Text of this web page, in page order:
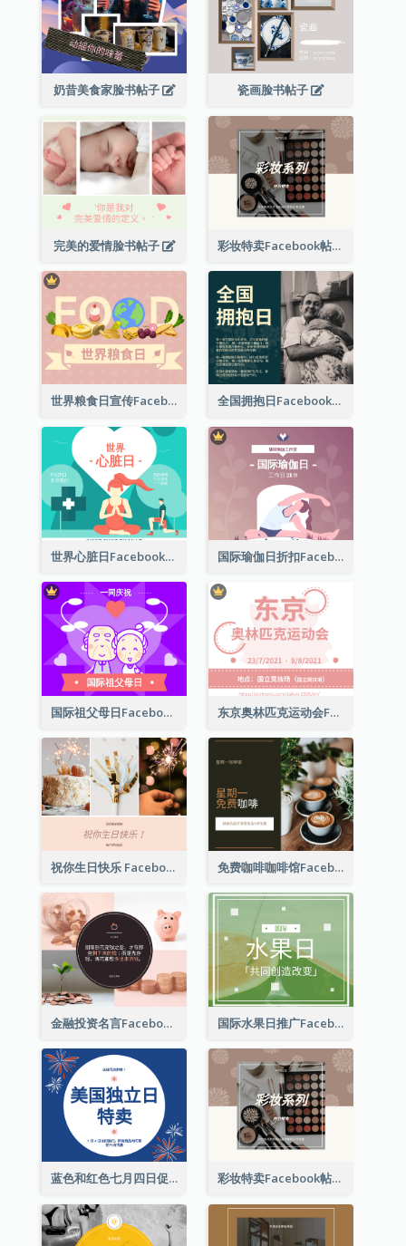
奶昔美食家脸书帖子 瓷画脸书帖子
完美的爱情脸书帖子 彩妆特卖Facebook帖子
世界粮食日宣传Facebook帖子 全国拥抱日Facebook帖子
世界心脏日Facebook帖子 国际瑜伽日折扣Facebook帖子
国际祖父母日Facebook帖子 东京奥林匹克运动会Facebook帖子
祝你生日快乐 Facebook 帖子 免费咖啡咖啡馆Facebook帖子
金融投资名言Facebook帖子 国际水果日推广Facebook帖子
蓝色和红色七月四日促销 Facebook 帖子 彩妆特卖Facebook帖子